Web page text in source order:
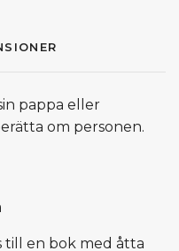
pappa eller
om personen.
till en bok med åtta